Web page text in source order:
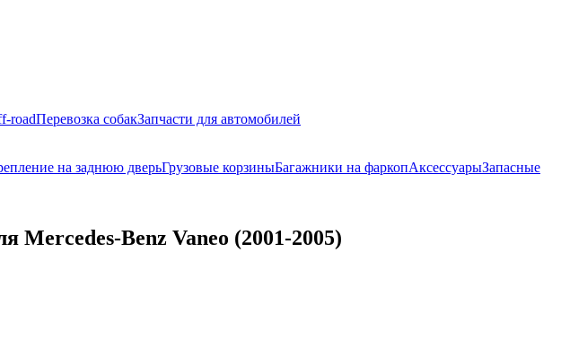
roadПеревозка собакЗапчасти для автомобилей
на заднюю дверьГрузовые корзиныБагажники на фаркопАксессуарыЗапасные
Mercedes-Benz Vaneo (2001-2005)